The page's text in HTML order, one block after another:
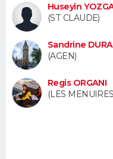
S'inscrire
Se connecter
Lycées
Collèges
Primaires
Universités
Entreprises
Service militaire
Avis de recherche
AVIS DE DÉCÈS
Bricolage
Lifestyle
Culture
Sport
Auto
Television
Voyage
Cinema
Huseyin
(ST CLAUDE)
Sandrine
(AGEN)
Regis ORGANI
(LES